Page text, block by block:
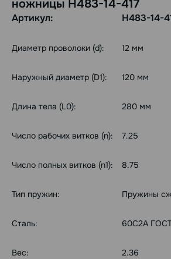
ножницы Н483-14-417
Артикул: Н483-14-
Диаметр проволоки (d): 12 мм
Наружный диаметр (D1): 120 мм
Длина тела (L0): 280 мм
Число рабочих витков (n): 7.25
Число полных витков (n1): 8.75
Тип пружин: Пружины
Сталь: 60С2А
Вес: 2.36